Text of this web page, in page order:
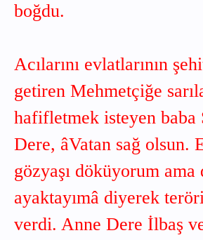
boğdu.
Acılarını evlatlarının
getiren Mehmetçiğe
hafifletmek isteyen baba
Dere, âVatan sağ olsun.
gözyaşı döküyorum
ayaktayımâ diyerek
verdi. Anne Dere İlbaş